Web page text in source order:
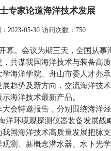
专家论道海洋技术发展
2023-05-30 访问次数： 750
幕。会议为期三天，全国从事
共谋我国海洋技术与装备高质
海洋学院、舟山市委人才办
趋势及新方向，交流海洋技
海洋技术最新产品。
会特邀报告，分别围绕海洋
洋环境观探测仪器装备发展战
国海洋技术高质量发展把脉支
测、新概念潜水器、水下光